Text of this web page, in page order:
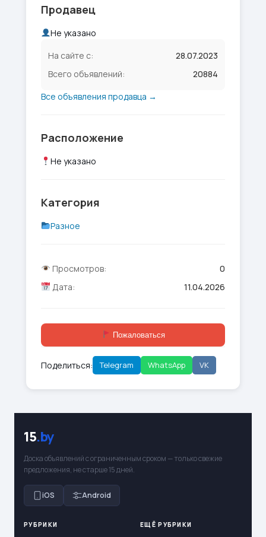
Продавец
Не указано
На сайте с:
28.07.2023
Всего объявлений:
20884
Все объявления продавца →
Расположение
Не указано
Категория
Разное
Просмотров:
0
Дата:
11.04.2026
Пожаловаться
Поделиться: Telegram WhatsApp VK
15.by
Доска объявлений с ограниченным сроком — только свежие
предложения, не старше 15 дней.
iOS Android
РУБРИКИ ЕЩЁ РУБРИКИ